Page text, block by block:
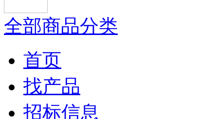
全部商品分类
首页
找产品
招标信息